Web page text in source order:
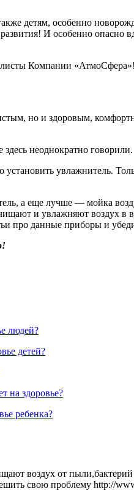
детям, особенно
И особенно опасно
Компании «АтмоСфера»!
но и здоровым,
неоднократно говорили.
увлажнитель.
а еще лучше — мойка
и увлажняют воздух в
про данные приборы и
людей?
детей?
на здоровье?
ребенка?
воздух от
свою проблему http://